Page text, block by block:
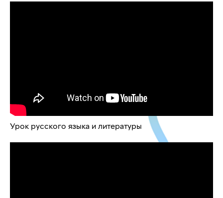
Урок русского языка и литературы